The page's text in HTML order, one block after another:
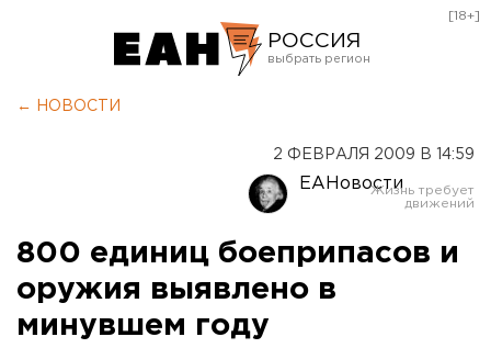
РОССИЯ
Оренбург
[18+]
← НОВОСТИ
2 ФЕВРАЛЯ 2009 В 14:59
ЕАНовости
800 единиц боеприпасов и
оружия выявлено в
минувшем году